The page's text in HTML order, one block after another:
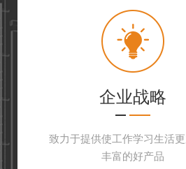
以上的生产系统，为
继往开来，安拓思纳
新，一定会在制药行
企业战略
致力于提供使工作学习生活
丰富的好产品